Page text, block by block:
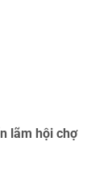
lãm hội chợ